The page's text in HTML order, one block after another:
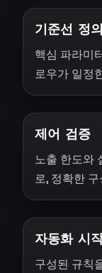
기준선 정의
핵심 파라미
로우가 일정
제어 검증
노출 한도와
로, 정확한
자동화 시
구성된 규칙